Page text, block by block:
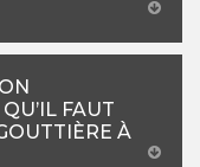
FAUT
À